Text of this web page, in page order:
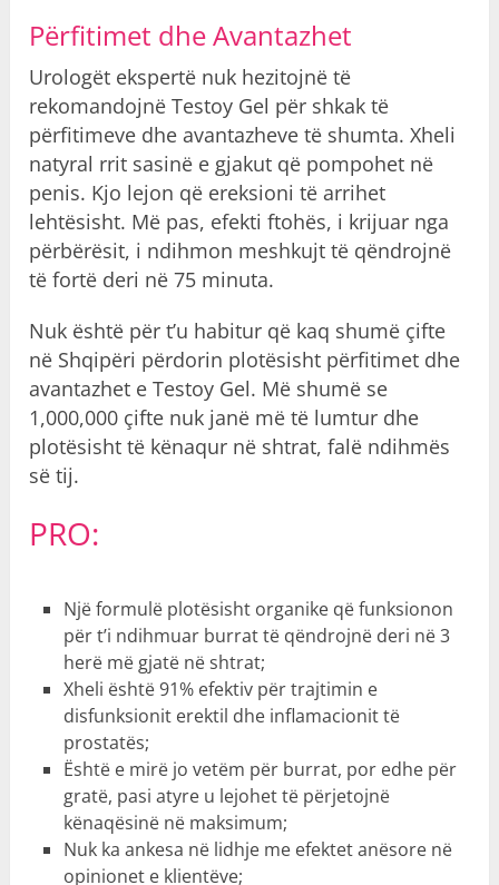
Përfitimet dhe Avantazhet
Urologët ekspertë nuk hezitojnë të
rekomandojnë Testoy Gel për shkak të
përfitimeve dhe avantazheve të shumta. Xheli
natyral rrit sasinë e gjakut që pompohet në
penis. Kjo lejon që ereksioni të arrihet
lehtësisht. Më pas, efekti ftohës, i krijuar nga
përbërësit, i ndihmon meshkujt të qëndrojnë
të fortë deri në 75 minuta.
Nuk është për t’u habitur që kaq shumë çifte
në Shqipëri përdorin plotësisht përfitimet dhe
avantazhet e Testoy Gel. Më shumë se
1,000,000 çifte nuk janë më të lumtur dhe
plotësisht të kënaqur në shtrat, falë ndihmës
së tij.
PRO:
Një formulë plotësisht organike që funksionon
për t’i ndihmuar burrat të qëndrojnë deri në 3
herë më gjatë në shtrat;
Xheli është 91% efektiv për trajtimin e
disfunksionit erektil dhe inflamacionit të
prostatës;
Është e mirë jo vetëm për burrat, por edhe për
gratë, pasi atyre u lejohet të përjetojnë
kënaqësinë në maksimum;
Nuk ka ankesa në lidhje me efektet anësore në
opinionet e klientëve;